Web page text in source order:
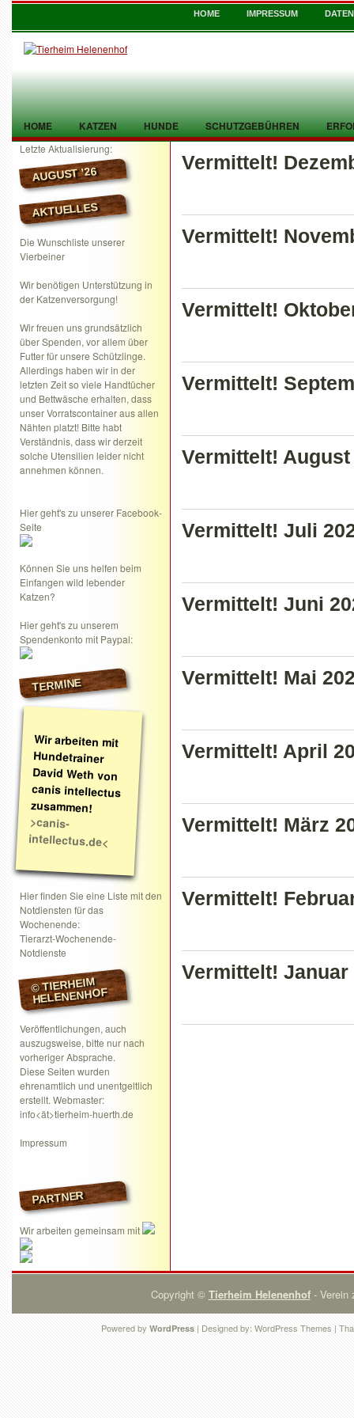
HOME IMPRESSUM
HOME KATZEN HUNDE SCHUTZGEBÜHREN
TIER GEFUNDEN KONTAKT
Letzte Aktualisierung:
AUGUST ’26
AKTUELLES
Die Wunschliste unserer
Vierbeiner
Wir benötigen Unterstützung in
der Katzenversorgung!
Wir freuen uns grundsätzlich
über Spenden, vor allem über
Futter für unsere Schützlinge.
Allerdings haben wir in der
letzten Zeit so viele Handtücher
und Bettwäsche erhalten, dass
unser Vorratscontainer aus allen
Nähten platzt! Bitte habt
Verständnis, dass wir derzeit
solche Utensilien leider nicht
annehmen können.
Hier geht's zu unserer Facebook-
Seite
Können Sie uns helfen beim
Einfangen wild lebender
Katzen?
Hier geht's zu unserem
Spendenkonto mit Paypal:
TERMINE
Wir arbeiten mit
Hundetrainer
David Weth von
canis intellectus
zusammen!
>canis-
intellectus.de<
Hier finden Sie eine Liste mit den
Notdiensten für das
Wochenende:
Tierarzt-Wochenende-
Notdienste
© TIERHEIM
HELENENHOF
Veröffentlichungen, auch
auszugsweise, bitte nur nach
vorheriger Absprache.
Diese Seiten wurden
ehrenamtlich und unentgeltlich
erstellt. Webmaster:
info<ät>tierheim-huerth.de
Impressum
PARTNER
Wir arbeiten gemeinsam mit
Vermittelt!
Vermittelt!
Vermittelt!
Vermittelt!
Vermittelt! August
Vermittelt! Juli
Vermittelt! Juni
Vermittelt! Mai
Vermittelt! April
Vermittelt! März
Vermittelt!
Vermittelt! Januar
Copyright © Tierheim Helenenhof- Verein
Powered by WordPress | Designed by: WordPress Themes |